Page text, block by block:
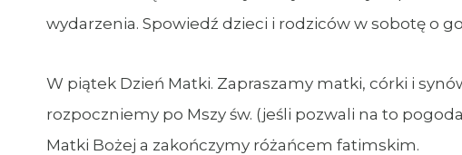
wydarzenia. Spowiedź dzieci i rodziców w sobotę o
W piątek Dzień Matki. Zapraszamy matki, córki i
rozpoczniemy po Mszy św. (jeśli pozwali na to
Matki Bożej a zakończymy różańcem fatimskim.